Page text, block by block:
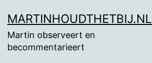
naar
de
MARTINHOUDTHETBIJ.NL
Martin observeert en
becommentarieert